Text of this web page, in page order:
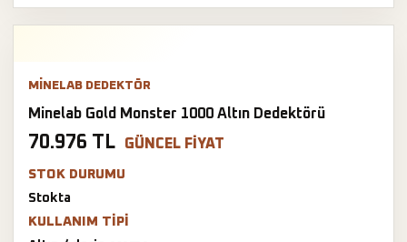
MINELAB DEDEKTÖR
Minelab Gold Monster 1000 Altın Dedektörü
70.976 TL GÜNCEL FIYAT
STOK DURUMU
Stokta
KULLANIM TIPI